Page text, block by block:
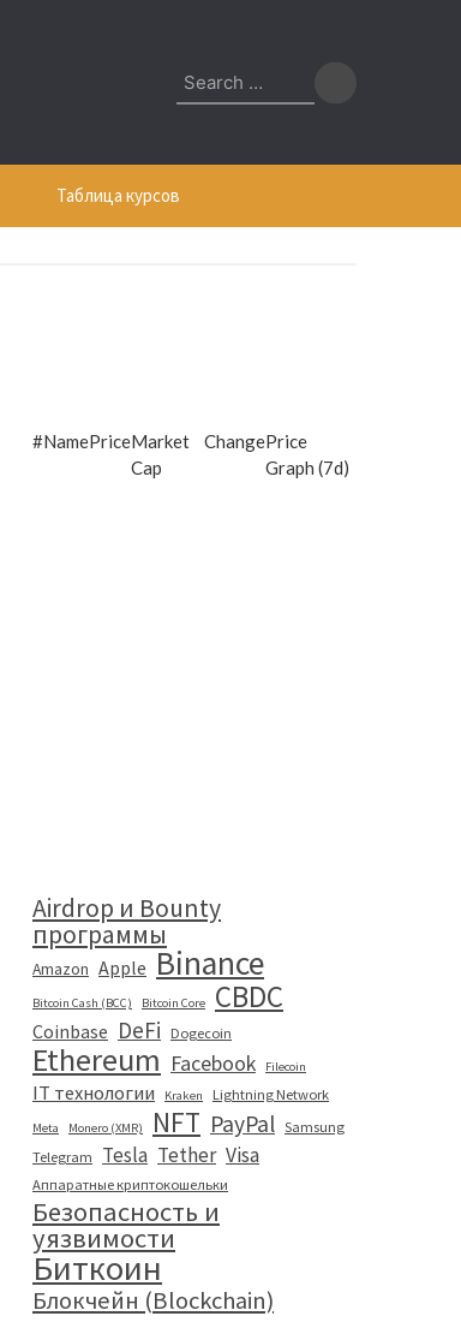
Search
for:
Таблица курсов
#NamePriceMarket
Cap
ChangePrice
Graph (7d)
Airdrop и Bounty
программы
Amazon Apple Binance
Bitcoin Cash (BCC) Bitcoin Core CBDC
Coinbase DeFi Dogecoin
Ethereum Facebook Filecoin
IT технологии Kraken Lightning Network
Meta Monero (XMR) NFT PayPal Samsung
Telegram
Tesla Tether Visa
Аппаратные криптокошельки
Безопасность и
уязвимости
Биткоин
Блокчейн (Blockchain)